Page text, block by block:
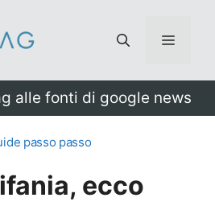
Menu
alle fonti di google news
passo passo
ecco